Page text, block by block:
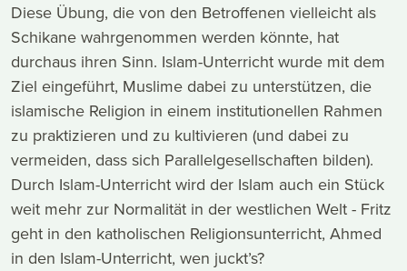
Diese Übung, die von den Betroffenen vielleicht als
Schikane wahrgenommen werden könnte, hat
durchaus ihren Sinn. Islam-Unterricht wurde mit dem
Ziel eingeführt, Muslime dabei zu unterstützen, die
islamische Religion in einem institutionellen Rahmen
zu praktizieren und zu kultivieren (und dabei zu
vermeiden, dass sich Parallelgesellschaften bilden).
Durch Islam-Unterricht wird der Islam auch ein Stück
weit mehr zur Normalität in der westlichen Welt - Fritz
geht in den katholischen Religionsunterricht, Ahmed
in den Islam-Unterricht, wen juckt’s?